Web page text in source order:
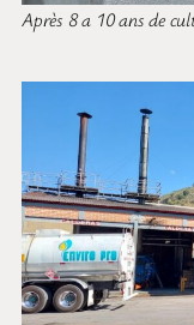
Après 8 a 10 ans de